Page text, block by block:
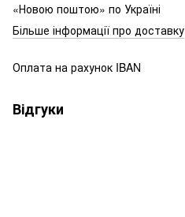
«Новою поштою» по Україні
Більше інформації про доставку
Оплата на рахунок IBAN
Відгуки